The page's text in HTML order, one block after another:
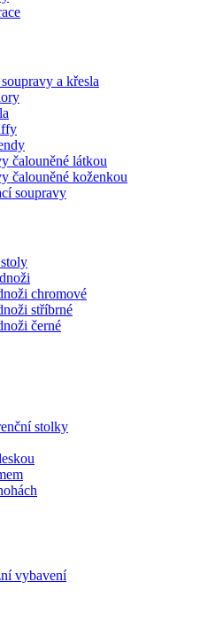
a křesla
čalouněné látkou
čalouněné koženkou
soupravy
chromové
stříbrné
černé
stolky
vybavení